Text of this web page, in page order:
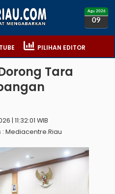
Agu 2026
09
PILIHAN EDITOR
Tara
| 11:32:01 WIB
: Mediacentre.riau